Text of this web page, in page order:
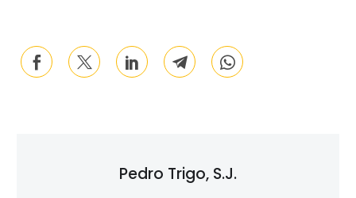
Pedro Trigo, S.j.